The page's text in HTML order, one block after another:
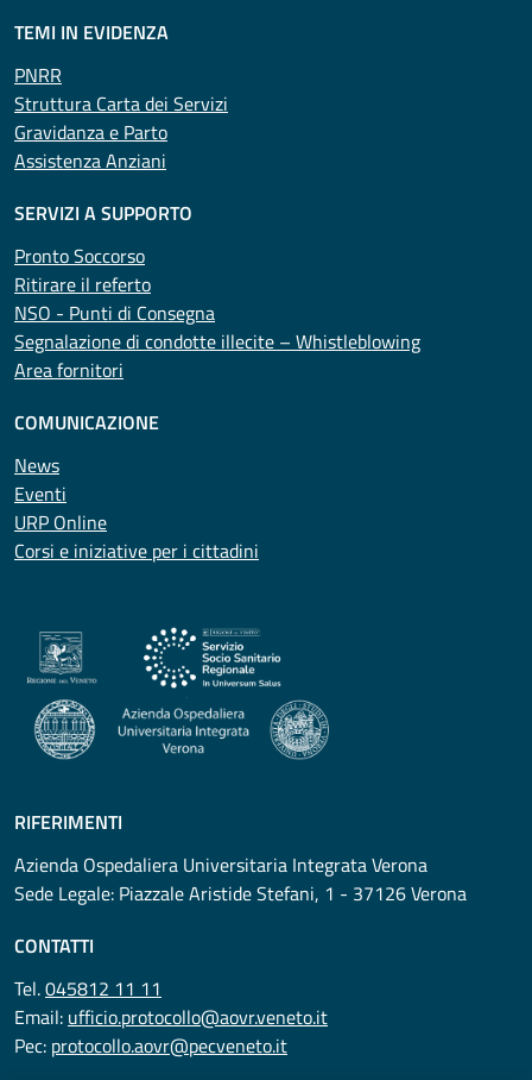
TEMI IN EVIDENZA
PNRR
Struttura Carta dei Servizi
Gravidanza e Parto
Assistenza Anziani
SERVIZI A SUPPORTO
Pronto Soccorso
Ritirare il referto
NSO - Punti di Consegna
Segnalazione di condotte illecite – Whistleblowing
Area fornitori
COMUNICAZIONE
News
Eventi
URP Online
Corsi e iniziative per i cittadini
RIFERIMENTI
Azienda Ospedaliera Universitaria Integrata Verona
Sede Legale: Piazzale Aristide Stefani, 1 - 37126 Verona
CONTATTI
Tel.045812 11 11
Email: ufficio.protocollo@aovr.veneto.it
Pec: protocollo.aovr@pecveneto.it